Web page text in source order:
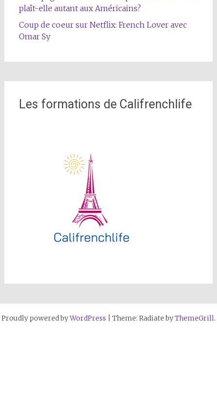
plaît-elle autant aux Américains?
Coup de coeur sur Netflix: French Lover avec
Omar Sy
Les formations de Califrenchlife
Proudly powered byWordPress Theme: Radiate byThemeGrill.